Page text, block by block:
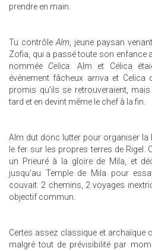
prendre en main.
Tu contrôle Alm, jeune paysan
Zofia, qui a passé toute son enfance
nommée Celica . Alm et Célica
événement fâcheux arriva et Celica
promis qu'ils se retrouveraient,
tard et en devint même le chef à la fin.
Alm dut donc lutter pour organiser la
le fer sur les propres terres de Rigel.
un Prieuré à la gloire de Mila, et
jusqu'au Temple de Mila pour
couvait. 2 chemins, 2 voyages
objectif commun.
Certes assez classique et
malgré tout de prévisibilité par